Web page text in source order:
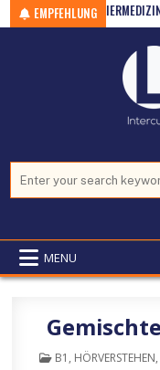
Skip to content
EMPFEHLUNG
ALS
MENU
POSTED IN
B1 , HÖRVERSTEHEN,